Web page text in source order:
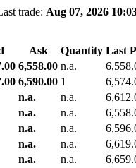
trade: Aug 07, 2026
Ask Quantity Last
6,558.00 n.a.
6,590.00 1
n.a. n.a.
n.a. n.a.
n.a. n.a.
n.a. n.a.
n.a. n.a.